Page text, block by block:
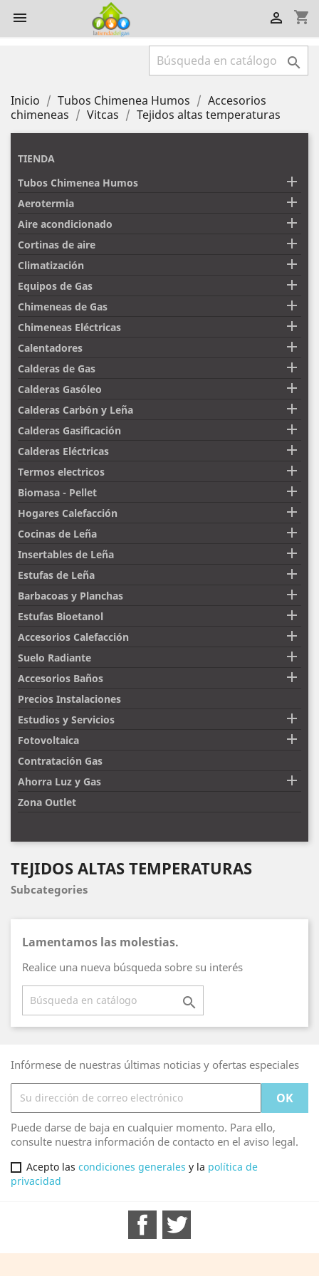
 shopping_cart


Inicio Tubos Chimenea Humos
Accesorios
chimeneas
Vitcas Tejidos altas temperaturas
TIENDA
Tubos Chimenea Humos

Aerotermia 
Aire acondicionado 
Cortinas de aire 
Climatización 
Equipos de Gas 
Chimeneas de Gas 
Chimeneas Eléctricas 
Calentadores 
Calderas de Gas 
Calderas Gasóleo 
Calderas Carbón y Leña 
Calderas Gasificación 
Calderas Eléctricas 
Termos electricos 
Biomasa - Pellet 
Hogares Calefacción 
Cocinas de Leña 
Insertables de Leña 
Estufas de Leña 
Barbacoas y Planchas 
Estufas Bioetanol 
Accesorios Calefacción 
Suelo Radiante 
Accesorios Baños 
Precios Instalaciones
Estudios y Servicios

Fotovoltaica 
Contratación Gas
Ahorra Luz y Gas

Zona Outlet
TEJIDOS ALTAS TEMPERATURAS
Subcategories
Lamentamos las molestias.
Realice una nueva búsqueda sobre su interés

Infórmese de nuestras últimas noticias y ofertas especiales
Puede darse de baja en cualquier momento. Para ello,
consulte nuestra información de contacto en el aviso legal.
Acepto las condiciones generales y la política de
privacidad
Facebook